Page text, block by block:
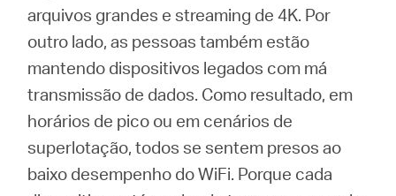
arquivos grandes e streaming de 4K. Por
outro lado, as pessoas também estão
mantendo dispositivos legados com má
transmissão de dados. Como resultado, em
horários de pico ou em cenários de
superlotação, todos se sentem presos ao
baixo desempenho do WiFi. Porque cada